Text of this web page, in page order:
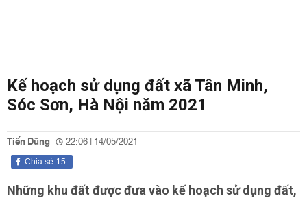
Kế hoạch sử dụng đất xã Tân Minh,
Sóc Sơn, Hà Nội năm 2021
Tiến Dũng 22:06 | 14/05/2021
15
Chia sẻ
Những khu đất được đưa vào kế hoạch sử dụng đất,